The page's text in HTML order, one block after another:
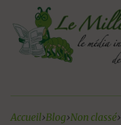
contenu
Accueil›Blog›Non classé›